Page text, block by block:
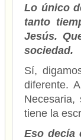
Lo único
tanto
Jesús.
sociedad.
Sí,
diferente.
tiene la
Eso decía